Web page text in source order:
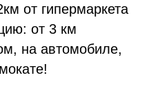
от гипермаркета
от 3 км
на автомобиле,